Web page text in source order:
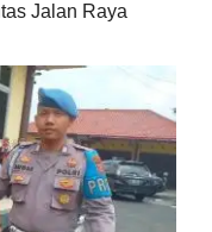
Jalan Raya